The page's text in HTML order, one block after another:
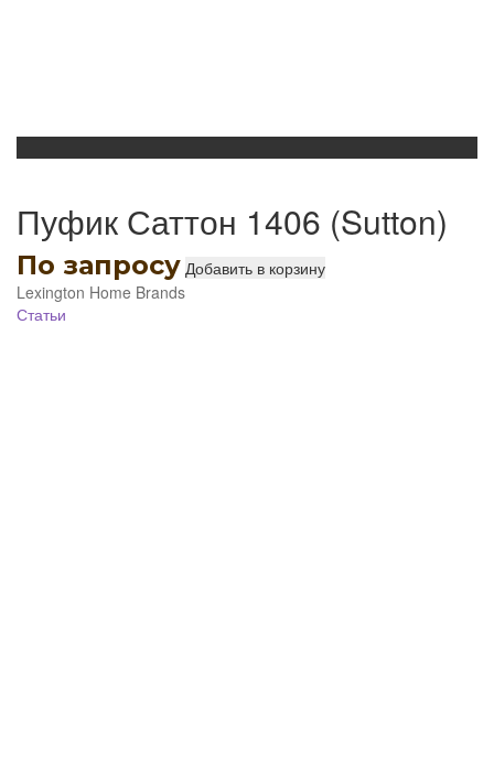
Пуфик Саттон 1406 (Sutton)
По запросу Добавить в корзину
Lexington Home Brands
Статьи